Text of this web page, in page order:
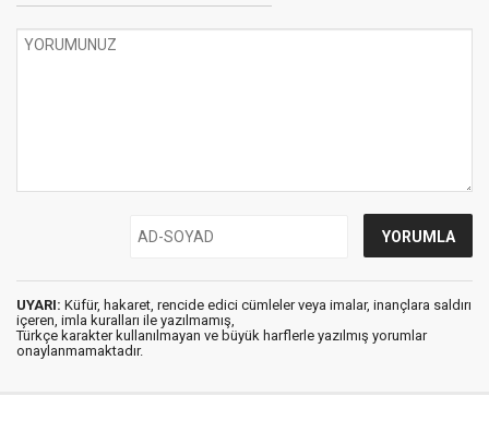
UYARI: Küfür, hakaret, rencide edici cümleler veya imalar, inançlara saldırı
içeren, imla kuralları ile yazılmamış,
Türkçe karakter kullanılmayan ve büyük harflerle yazılmış yorumlar
onaylanmamaktadır.